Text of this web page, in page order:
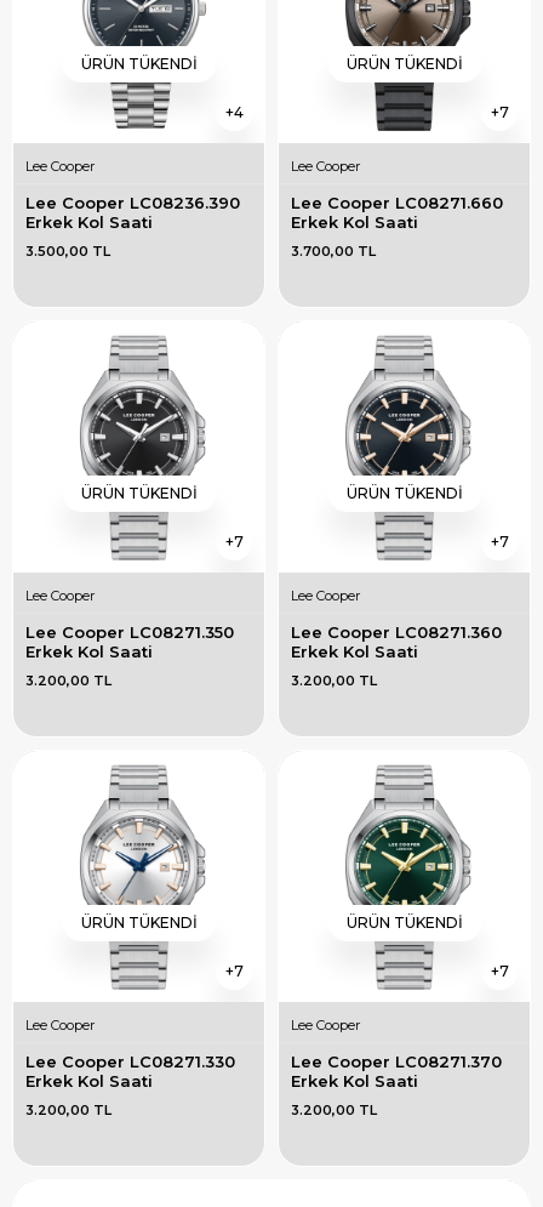
4
ÜRÜN TÜKENDI
Lee Cooper
Lee Cooper LC08236.390
Erkek Kol Saati
3.500,00 TL
7
ÜRÜN TÜKENDI
Lee Cooper
Lee Cooper LC08271.660
Erkek Kol Saati
3.700,00 TL
7
ÜRÜN TÜKENDI
Lee Cooper
Lee Cooper LC08271.350
Erkek Kol Saati
3.200,00 TL
7
ÜRÜN TÜKENDI
Lee Cooper
Lee Cooper LC08271.360
Erkek Kol Saati
3.200,00 TL
7
ÜRÜN TÜKENDI
Lee Cooper
Lee Cooper LC08271.330
Erkek Kol Saati
3.200,00 TL
7
ÜRÜN TÜKENDI
Lee Cooper
Lee Cooper LC08271.370
Erkek Kol Saati
3.200,00 TL